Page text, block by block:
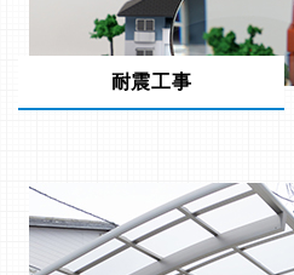
耐震工事